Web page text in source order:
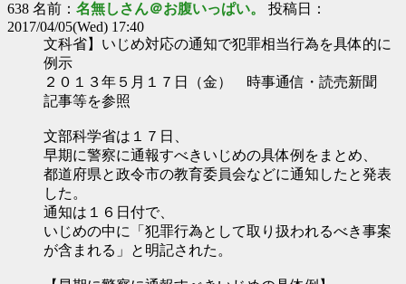
638 名前： 名無しさん＠お腹いっぱい。 投稿日：
2017/04/05(Wed) 17:40
文科省】いじめ対応の通知で犯罪相当行為を具体的に
例示
２０１３年５月１７日（金） 時事通信・読売新聞
記事等を参照
文部科学省は１７日、
早期に警察に通報すべきいじめの具体例をまとめ、
都道府県と政令市の教育委員会などに通知したと発表
した。
通知は１６日付で、
いじめの中に「犯罪行為として取り扱われるべき事案
が含まれる」と明記された。